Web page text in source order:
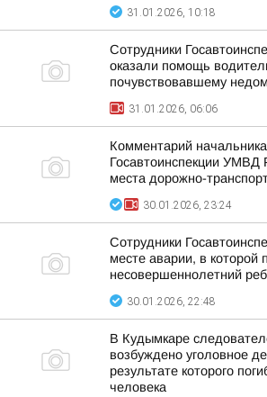
31.01.2026, 10:18
Сотрудники
оказали помощь
почувствовавшему
31.01.2026, 06:06
Комментарий
Госавтоинспекции УМВД
места дорожно-
30.01.2026, 23:24
Сотрудники
месте аварии, в которой
несовершеннолетний
30.01.2026, 22:48
В Кудымкаре
возбуждено уголовное
результате которого
человека